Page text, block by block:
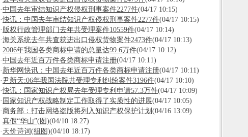
·中国去年审结知识产权侵权刑事案件2277件(04/17 10:15)
·快讯：中国去年审结知识产权侵权刑事案件2277件(04/17 10:15)
· 版权行政管理部门去年共受理案件10559件(04/17 10:14)
·海关系统去年共查获进出口侵权货物案件2473件(04/17 10:13)
·2006年我国各类商标申请的总量达99.6万件(04/17 10:12)
·中国去年近百万件各类商标申请注册(04/17 10:11)
· 新华网快讯：中国去年近百万件各类商标申请注册(04/17 10:11)
·尹新天:06年我国法院共受理专利纠纷案件3196件(04/17 10:10)
·快讯：国家知识产权局去年受理专利申请57.3万件(04/17 10:09)
· 国家知识产权战略制定工作取得了实质性的进展(04/17 10:05)
·商务部：打击网络盗版将列入知识产权保护计划 (04/16 13:09)
·真假“华山”(图)(04/10 18:27)
· 天价诗词(组图)(04/10 18:17)